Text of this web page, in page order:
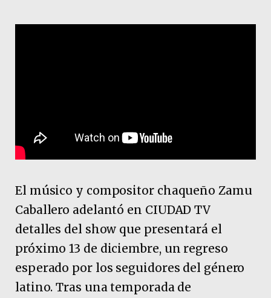
El músico y compositor chaqueño Zamu
Caballero adelantó en CIUDAD TV
detalles del show que presentará el
próximo 13 de diciembre, un regreso
esperado por los seguidores del género
latino. Tras una temporada de